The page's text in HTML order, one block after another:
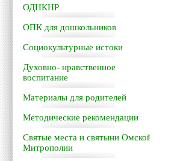
ОДНКНР
ОПК для дошкольников
Социокультурные истоки
Духовно- нравственное
воспитание
Материалы для родителей
Методические рекомендации
Святые места и святыни Омской
Митрополии